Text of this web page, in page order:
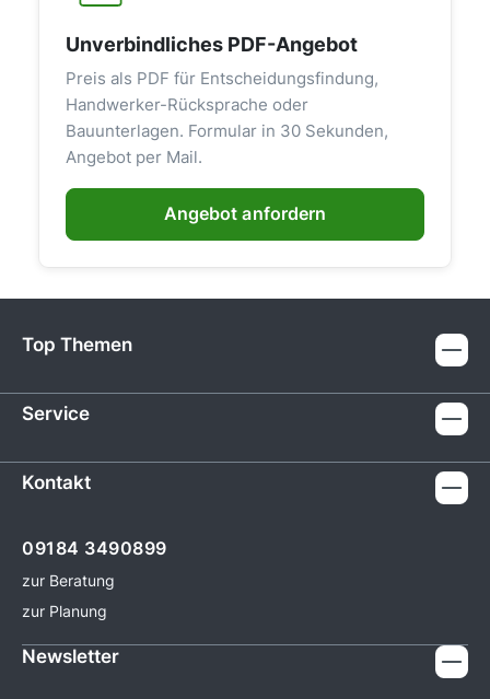
Unverbindliches PDF-Angebot
Preis als PDF für Entscheidungsfindung,
Handwerker-Rücksprache oder
Bauunterlagen. Formular in 30 Sekunden,
Angebot per Mail.
Angebot anfordern
Top Themen
Service
Kontakt
09184 3490899
zur Beratung
zur Planung
Newsletter